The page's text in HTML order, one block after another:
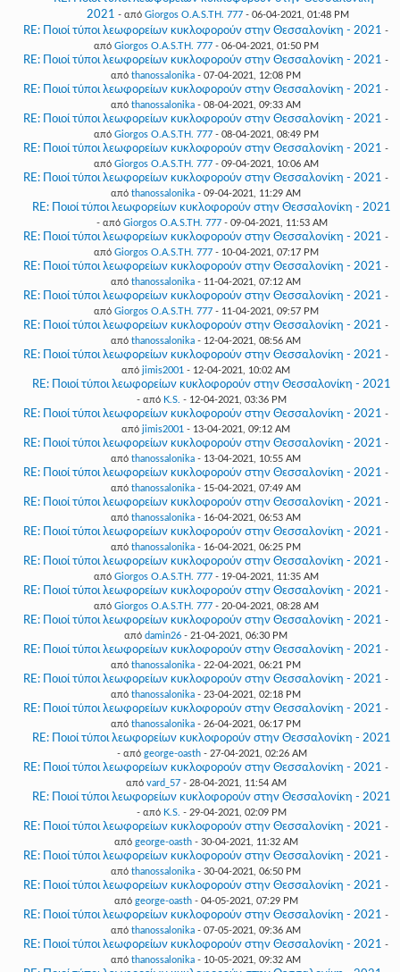
2021 - από Giorgos O.A.S.TH. 777- 06-04-2021, 01:48 PM
RE: Ποιοί τύποι λεωφορείων κυκλοφορούν στην Θεσσαλονίκη - 2021 -
από Giorgos O.A.S.TH. 777- 06-04-2021, 01:50 PM
RE: Ποιοί τύποι λεωφορείων κυκλοφορούν στην Θεσσαλονίκη - 2021 -
από thanossalonika - 07-04-2021, 12:08 PM
RE: Ποιοί τύποι λεωφορείων κυκλοφορούν στην Θεσσαλονίκη - 2021 -
από thanossalonika - 08-04-2021, 09:33 AM
RE: Ποιοί τύποι λεωφορείων κυκλοφορούν στην Θεσσαλονίκη - 2021 -
από Giorgos O.A.S.TH. 777- 08-04-2021, 08:49 PM
RE: Ποιοί τύποι λεωφορείων κυκλοφορούν στην Θεσσαλονίκη - 2021 -
από Giorgos O.A.S.TH. 777- 09-04-2021, 10:06 AM
RE: Ποιοί τύποι λεωφορείων κυκλοφορούν στην Θεσσαλονίκη - 2021 -
από thanossalonika - 09-04-2021, 11:29 AM
RE: Ποιοί τύποι λεωφορείων κυκλοφορούν στην Θεσσαλονίκη - 2021
- από Giorgos O.A.S.TH. 777- 09-04-2021, 11:53 AM
RE: Ποιοί τύποι λεωφορείων κυκλοφορούν στην Θεσσαλονίκη - 2021 -
από Giorgos O.A.S.TH. 777- 10-04-2021, 07:17 PM
RE: Ποιοί τύποι λεωφορείων κυκλοφορούν στην Θεσσαλονίκη - 2021 -
από thanossalonika - 11-04-2021, 07:12 AM
RE: Ποιοί τύποι λεωφορείων κυκλοφορούν στην Θεσσαλονίκη - 2021 -
από Giorgos O.A.S.TH. 777- 11-04-2021, 09:57 PM
RE: Ποιοί τύποι λεωφορείων κυκλοφορούν στην Θεσσαλονίκη - 2021 -
από thanossalonika - 12-04-2021, 08:56 AM
RE: Ποιοί τύποι λεωφορείων κυκλοφορούν στην Θεσσαλονίκη - 2021 -
από jimis2001 - 12-04-2021, 10:02 AM
RE: Ποιοί τύποι λεωφορείων κυκλοφορούν στην Θεσσαλονίκη - 2021
- από K.S. - 12-04-2021, 03:36 PM
RE: Ποιοί τύποι λεωφορείων κυκλοφορούν στην Θεσσαλονίκη - 2021 -
από jimis2001 - 13-04-2021, 09:12 AM
RE: Ποιοί τύποι λεωφορείων κυκλοφορούν στην Θεσσαλονίκη - 2021 -
από thanossalonika - 13-04-2021, 10:55 AM
RE: Ποιοί τύποι λεωφορείων κυκλοφορούν στην Θεσσαλονίκη - 2021 -
από thanossalonika - 15-04-2021, 07:49 AM
RE: Ποιοί τύποι λεωφορείων κυκλοφορούν στην Θεσσαλονίκη - 2021 -
από thanossalonika - 16-04-2021, 06:53 AM
RE: Ποιοί τύποι λεωφορείων κυκλοφορούν στην Θεσσαλονίκη - 2021 -
από thanossalonika - 16-04-2021, 06:25 PM
RE: Ποιοί τύποι λεωφορείων κυκλοφορούν στην Θεσσαλονίκη - 2021 -
από Giorgos O.A.S.TH. 777- 19-04-2021, 11:35 AM
RE: Ποιοί τύποι λεωφορείων κυκλοφορούν στην Θεσσαλονίκη - 2021 -
από Giorgos O.A.S.TH. 777- 20-04-2021, 08:28 AM
RE: Ποιοί τύποι λεωφορείων κυκλοφορούν στην Θεσσαλονίκη - 2021 -
από damin26 - 21-04-2021, 06:30 PM
RE: Ποιοί τύποι λεωφορείων κυκλοφορούν στην Θεσσαλονίκη - 2021 -
από thanossalonika - 22-04-2021, 06:21 PM
RE: Ποιοί τύποι λεωφορείων κυκλοφορούν στην Θεσσαλονίκη - 2021 -
από thanossalonika - 23-04-2021, 02:18 PM
RE: Ποιοί τύποι λεωφορείων κυκλοφορούν στην Θεσσαλονίκη - 2021 -
από thanossalonika - 26-04-2021, 06:17 PM
RE: Ποιοί τύποι λεωφορείων κυκλοφορούν στην Θεσσαλονίκη - 2021
- από george-oasth- 27-04-2021, 02:26 AM
RE: Ποιοί τύποι λεωφορείων κυκλοφορούν στην Θεσσαλονίκη - 2021 -
από vard_57- 28-04-2021, 11:54 AM
RE: Ποιοί τύποι λεωφορείων κυκλοφορούν στην Θεσσαλονίκη - 2021
- από K.S. - 29-04-2021, 02:09 PM
RE: Ποιοί τύποι λεωφορείων κυκλοφορούν στην Θεσσαλονίκη - 2021 -
από george-oasth- 30-04-2021, 11:32 AM
RE: Ποιοί τύποι λεωφορείων κυκλοφορούν στην Θεσσαλονίκη - 2021 -
από thanossalonika - 30-04-2021, 06:50 PM
RE: Ποιοί τύποι λεωφορείων κυκλοφορούν στην Θεσσαλονίκη - 2021 -
από george-oasth- 04-05-2021, 07:29 PM
RE: Ποιοί τύποι λεωφορείων κυκλοφορούν στην Θεσσαλονίκη - 2021 -
από thanossalonika - 07-05-2021, 09:36 AM
RE: Ποιοί τύποι λεωφορείων κυκλοφορούν στην Θεσσαλονίκη - 2021 -
από thanossalonika - 10-05-2021, 09:32 AM